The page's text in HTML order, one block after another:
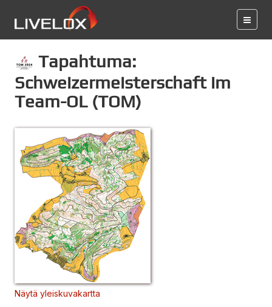
Tapahtuma:
Schweizermeisterschaft im
Team-OL (TOM)
Näytä yleiskuvakartta